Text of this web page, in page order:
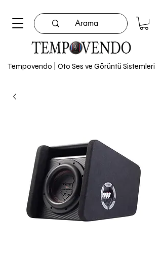
Tempovendo | Oto Ses ve Görüntü Sistemleri